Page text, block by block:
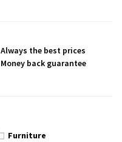
Always the best prices
Money back guarantee
Furniture